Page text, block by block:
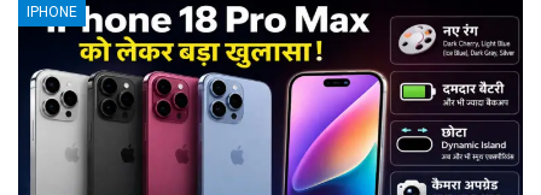
IPHONE